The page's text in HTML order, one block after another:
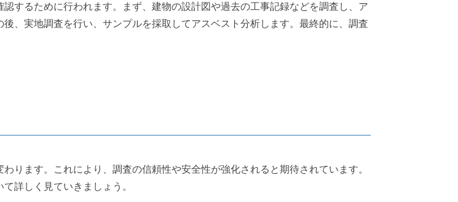
するために行われます。まず、建物の設計図や過去の工事記録などを調査し、ア
、実地調査を行い、サンプルを採取してアスベスト分析します。最終的に、調査
ります。これにより、調査の信頼性や安全性が強化されると期待されています。
詳しく見ていきましょう。